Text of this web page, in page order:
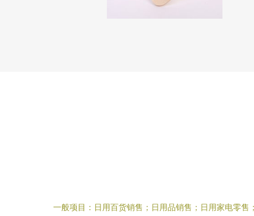
一般项目：日用百货销售；日用品销售；日用家电零